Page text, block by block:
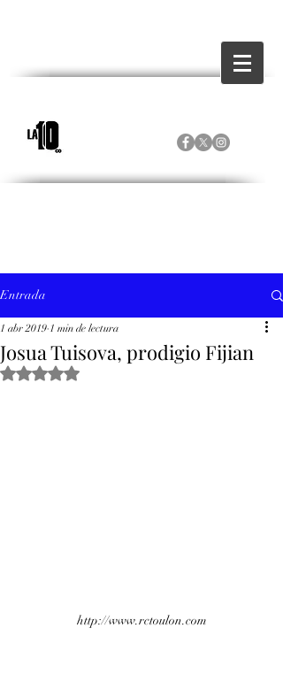
Entrada
Josua Tuisova, prodigio Fijian
1 abr 2019 1 min de lectura
Obtuvo NaN de 5 estrellas.
http://www.rctoulon.com